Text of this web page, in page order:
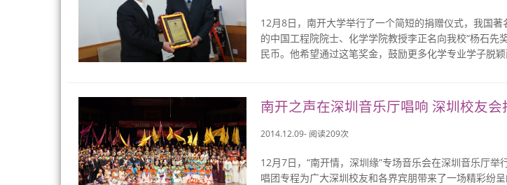
12月8日，南开大学举行了一个简短的捐赠仪式，我国著
的中国工程院院士、化学学院教授李正名向我校“杨石先
民币。他希望通过这笔奖金，鼓励更多化学专业学子脱
南开之声在深圳音乐厅唱响 深圳校友会
2014.12.09- 阅读209次
12月7日，“南开情，深圳缘”专场音乐会在深圳音乐厅举
唱团专程为广大深圳校友和各界宾朋带来了一场精彩纷